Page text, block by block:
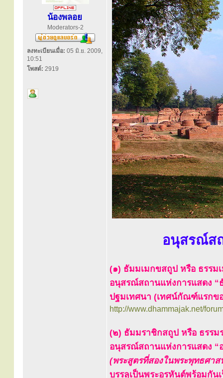
น้องพลอย
Moderators-2
ลงทะเบียนเมื่อ: 05 มิ.ย. 2009,
10:51
โพสต์: 2919
อนุสรณ์ส
(๑) ธัมมเมกขสถูป หรือ ธรรม
อนุสรณ์สถานแห่งการแสดง
ปฐมเทศนา (เทศน์กัณฑ์แรกข
http://www.dhammajak.net/
(๒) ธัมมราชิกสถูป หรือ ธรรม
อนุสรณ์สถานแห่งการแสดง
(พระสูตรที่สองในพระพุทธศาส
บรรลุเป็นพระอรหันต์พร้อมกัน